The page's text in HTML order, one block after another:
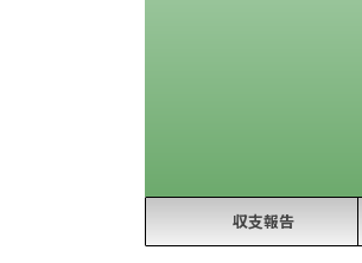
収支報告